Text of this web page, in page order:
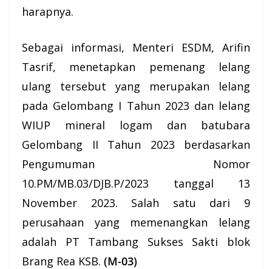
harapnya.
Sebagai informasi, Menteri ESDM, Arifin
Tasrif, menetapkan pemenang lelang
ulang tersebut yang merupakan lelang
pada Gelombang I Tahun 2023 dan lelang
WIUP mineral logam dan batubara
Gelombang II Tahun 2023 berdasarkan
Pengumuman Nomor
10.PM/MB.03/DJB.P/2023 tanggal 13
November 2023. Salah satu dari 9
perusahaan yang memenangkan lelang
adalah PT Tambang Sukses Sakti blok
Brang Rea KSB. (M-03)